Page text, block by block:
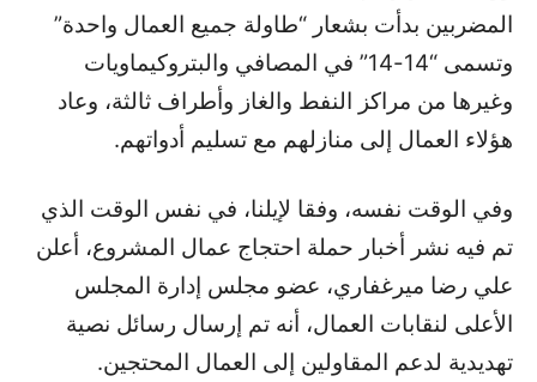
المضربين بدأت بشعار “طاولة جميع العمال واحدة”
وتسمى “14-14” في المصافي والبتروكيماويات
وغيرها من مراكز النفط والغاز وأطراف ثالثة، وعاد
هؤلاء العمال إلى منازلهم مع تسليم أدواتهم.
وفي الوقت نفسه، وفقا لإيلنا، في نفس الوقت الذي
تم فيه نشر أخبار حملة احتجاج عمال المشروع، أعلن
علي رضا ميرغفاري، عضو مجلس إدارة المجلس
الأعلى لنقابات العمال، أنه تم إرسال رسائل نصية
تهديدية لدعم المقاولين إلى العمال المحتجين.